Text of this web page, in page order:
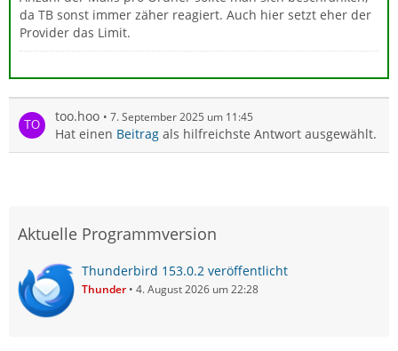
da TB sonst immer zäher reagiert. Auch hier setzt eher der
Provider das Limit.
too.hoo 7. September 2025 um 11:45
Hat einen Beitrag als hilfreichste Antwort ausgewählt.
Aktuelle Programmversion
Thunderbird 153.0.2 veröffentlicht
Thunder 4. August 2026 um 22:28